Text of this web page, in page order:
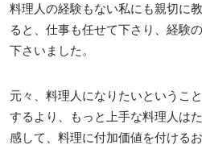
料理人の経験もない私にも親切に
ると、仕事も任せて下さり、経験
下さいました。
元々、料理人になりたいというこ
するより、もっと上手な料理人は
感して、料理に付加価値を付ける